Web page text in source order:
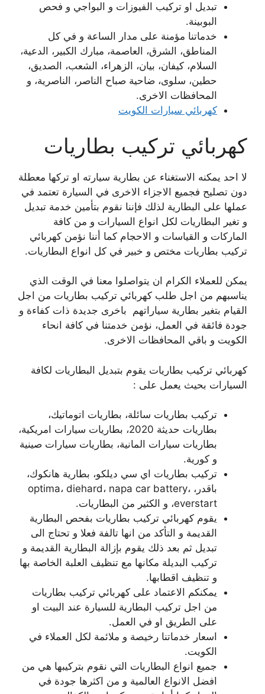
تبديل او تركيب الفيوزات و البواجي و فحص
البوبينة.
خدماتنا مؤمنة على مدار الساعة و في كل
المناطق، الشرق، العاصمة، مبارك الكبير، الدعية،
السلام، كيفان، بيان، الزهراء، الشعب، الصديق،
حطين، سلوى، ضاحية صباح الناصر، الناصرية، و
المحافظات الاخرى.
كهربائي سيارات الكويت
كهربائي تركيب بطاريات
لا احد يمكنه الاستغناء عن بطارية سيارته او تركها معطلة
دون تصليح فجميع الاجزاء الاخرى في السيارة تعتمد في
عملها على البطارية لذلك فإننا نقوم بتأمين خدمة تبديل
و تغير البطاريات لكل انواع السيارات و من كافة
الماركات و القياسات و الاحجام كما أننا نؤمن كهربائي
تركيب بطاريات مختص و خبير في كل انواع البطاريات.
يمكن للعملاء الكرام ان يتواصلوا معنا في الوقت الذي
يناسبهم من اجل طلب كهربائي تركيب بطاريات من اجل
القيام بتغير بطارية سياراتهم باخرى جديدة ذات كفاءة و
جودة فائقة في العمل، نؤمن خدمتنا في كافة انحاء
الكويت و باقي المحافظات الاخرى.
كهربائي تركيب بطاريات يقوم بتبديل البطاريات لكافة
السيارات بحيث يعمل على :
تركيب بطاريات سائلة، بطاريات اتوماتيك،
بطاريات حديثة 2020، بطاريات سيارات امريكية،
بطاريات سيارات المانية، بطاريات سيارات صينية
و كورية.
تركيب بطاريات اي سي ديلكو، بطارية هانكوك،
باقدر، optima، diehard، napa car battery،
everstart، و الكثير من البطاريات.
يقوم كهربائي تركيب بطاريات بفحص البطارية
القديمة و التأكد من انها تالفة فعلا و تحتاج الى
تبديل ثم بعد ذلك يقوم بإزالة البطارية القديمة و
تركيب البديلة مكانها مع تنظيف العلبة الخاصة بها
و تنظيف اقطابها.
يمكنكم الاعتماد على كهربائي تركيب بطاريات
من اجل تركيب البطارية للسيارة عند البيت او
على الطريق او في العمل.
اسعار خدماتنا رخيصة و ملائمة لكل العملاء في
الكويت.
جميع انواع البطاريات التي نقوم بتركيبها هي من
افضل الانواع العالمية و من اكثرها جودة في